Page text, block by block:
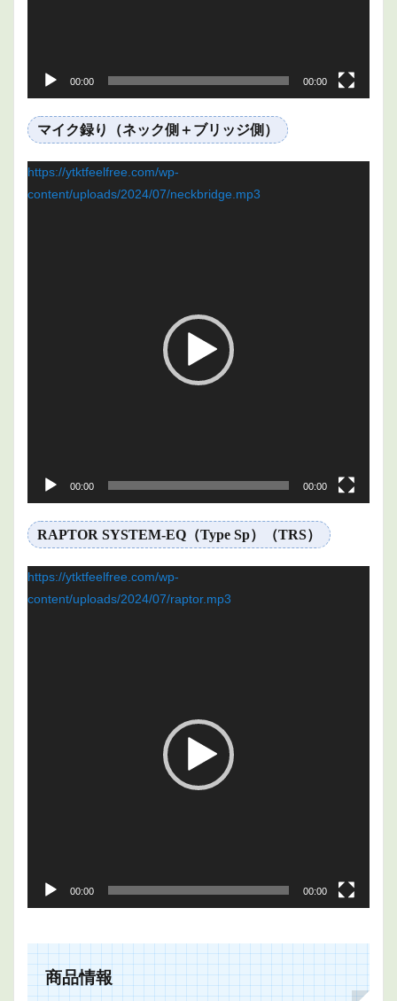
00:00 00:00
マイク録り（ネック側＋ブリッジ側）
画
プ
https://ytktfeelfree.com/wp-
content/uploads/2024/07/neckbridge.mp3
00:00 00:00
RAPTOR SYSTEM-EQ（Type Sp）（TRS）
画
プ
https://ytktfeelfree.com/wp-
content/uploads/2024/07/raptor.mp3
00:00 00:00
商品情報